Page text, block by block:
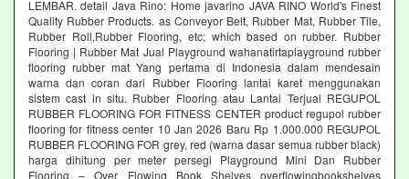
LEMBAR. detail Java Rino: Home javarino JAVA RINO World's Finest
Quality Rubber Products. as Conveyor Belt, Rubber Mat, Rubber Tile,
Rubber Roll,Rubber Flooring, etc; which based on rubber. Rubber
Flooring | Rubber Mat Jual Playground wahanatirtaplayground rubber
flooring rubber mat Yang pertama di Indonesia dalam mendesain
warna dan coran dari Rubber Flooring lantai karet menggunakan
sistem cast in situ. Rubber Flooring atau Lantai Terjual REGUPOL
RUBBER FLOORING FOR FITNESS CENTER product regupol rubber
flooring for fitness center 10 Jan 2026 Baru Rp 1.000.000 REGUPOL
RUBBER FLOORING FOR grey, red (warna dasar semua rubber black)
harga dihitung per meter persegi Playground Mini Dan Rubber
Flooring – Over Flowing Book Shelves overflowingbookshelves